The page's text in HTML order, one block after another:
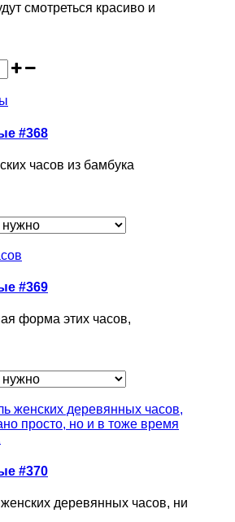
смотреться красиво и
#368
часов из бамбука
#369
форма этих часов,
#370
деревянных часов, ни